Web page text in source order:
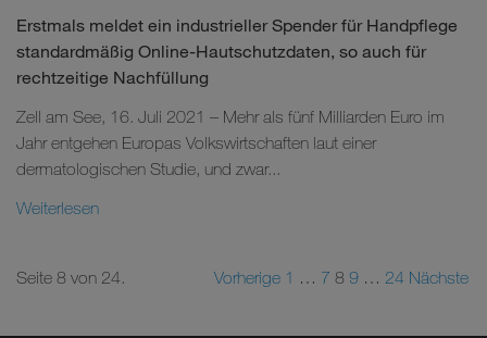
Erstmals meldet ein industrieller Spender für Handpflege
standardmäßig Online-Hautschutzdaten, so auch für
rechtzeitige Nachfüllung
Zell am See, 16. Juli 2021 – Mehr als fünf Milliarden Euro im
Jahr entgehen Europas Volkswirtschaften laut einer
dermatologischen Studie, und zwar...
Weiterlesen
Seite 8 von 24. Vorherige 1 … 7 8 9 … 24 Nächste